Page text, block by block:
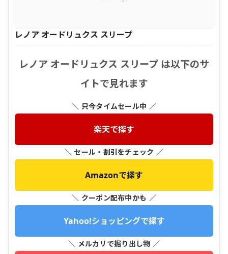
レノア オードリュクス スリープ
レノア オードリュクス スリープ は以下のサ
イトで見れます
＼ 只今タイムセール中 ／
楽天で探す
＼ セール・割引をチェック ／
Amazonで探す
＼ クーポン配布中かも ／
Yahoo!ショッピングで探す
＼ メルカリで掘り出し物 ／